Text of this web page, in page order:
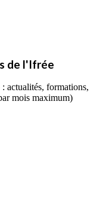
de l'Ifrée
actualités, formations,
mois maximum)